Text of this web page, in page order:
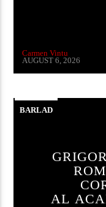
Carmen Vintu
AUGUST 6, 2026
BARLAD
AL